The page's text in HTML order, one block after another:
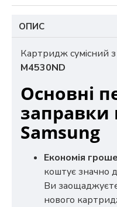
ОПИС
Картридж сумісний
M4530ND
Основні
заправки
Samsung
Економія
коштує значно
Ви
нового